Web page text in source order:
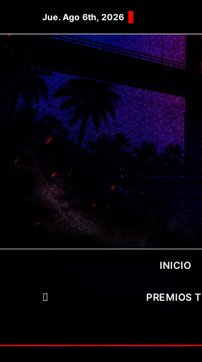
Jue. Ago 6th, 2026
INICIO
PREMIOS